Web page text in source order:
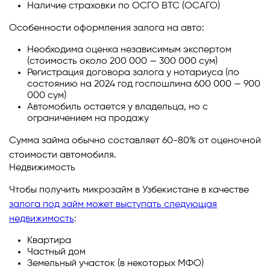
Наличие страховки по ОСГО ВТС (ОСАГО)
Особенности оформления залога на авто:
Необходима оценка независимым экспертом
(стоимость около 200 000 — 300 000 сум)
Регистрация договора залога у нотариуса (по
состоянию на 2024 год госпошлина 600 000 — 900
000 сум)
Автомобиль остается у владельца, но с
ограничением на продажу
Сумма займа обычно составляет 60-80% от оценочной
стоимости автомобиля.
Недвижимость
Чтобы получить микрозайм в Узбекистане в качестве
залога под займ может выступать следующая
недвижимость:
Квартира
Частный дом
Земельный участок (в некоторых МФО)